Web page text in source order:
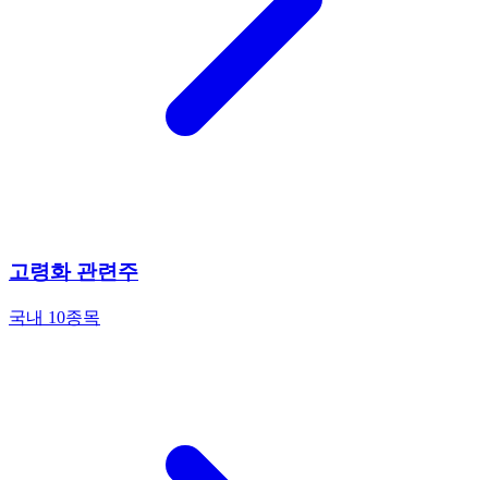
고령화 관련주
국내 10종목